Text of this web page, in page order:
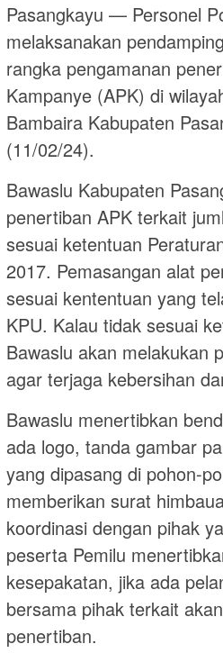
Pasangkayu — Personel
melaksanakan
rangka pengamanan
Kampanye (APK) di
Bambaira Kabupaten
(11/02/24).
Bawaslu Kabupaten
penertiban APK terkait
sesuai ketentuan
2017. Pemasangan alat
sesuai kententuan yang
KPU. Kalau tidak sesuai
Bawaslu akan melakukan
agar terjaga kebersihan
Bawaslu menertibkan
ada logo, tanda gambar
yang dipasang di pohon-
memberikan surat
koordinasi dengan pihak
peserta Pemilu
kesepakatan, jika ada
bersama pihak terkait
penertiban.